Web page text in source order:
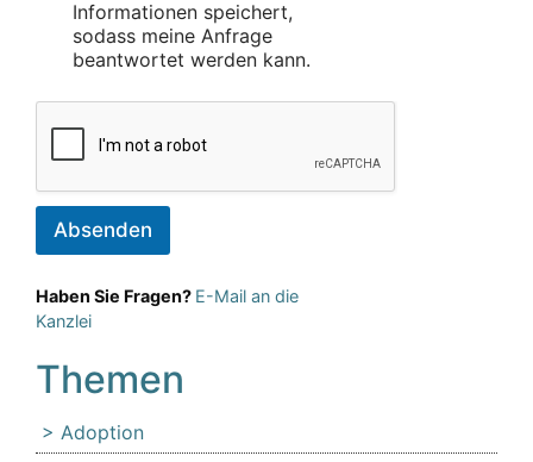
Informationen speichert,
sodass meine Anfrage
beantwortet werden kann.
Absenden
Haben Sie Fragen? E-Mail an die
Kanzlei
Themen
Adoption